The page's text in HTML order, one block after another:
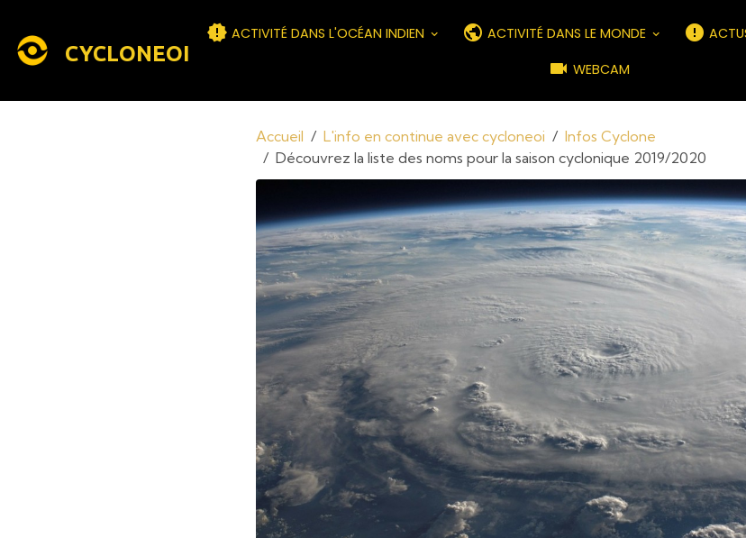
CYCLONEOI
ACTIVITÉ DANS L'OCÉAN INDIEN ACTIVITÉ DANS LE MONDE
WEBCAM
Accueil L'info en continue avec cycloneoi
Infos Cyclone
Découvrez la liste des noms pour la saison cyclonique 2019/2020